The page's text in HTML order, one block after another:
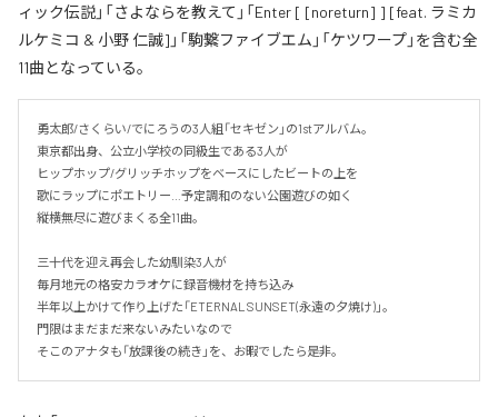
ィック伝説」「さよならを教えて」「Enter [ [noreturn] ] [feat. ラミカ
ルケミコ & 小野 仁誠]」「駒繋ファイブエム」「ケツワープ」を含む全
11曲となっている。
勇太郎/さくらい/でにろうの3人組「セキゼン」の1stアルバム。
東京都出身、公立小学校の同級生である3人が
ヒップホップ/グリッチホップをベースにしたビートの上を
歌にラップにポエトリー…予定調和のない公園遊びの如く
縦横無尽に遊びまくる全11曲。
三十代を迎え再会した幼馴染3人が
毎月地元の格安カラオケに録音機材を持ち込み
半年以上かけて作り上げた「ETERNAL SUNSET(永遠の夕焼け)」。
門限はまだまだ来ないみたいなので
そこのアナタも「放課後の続き」を、お暇でしたら是非。